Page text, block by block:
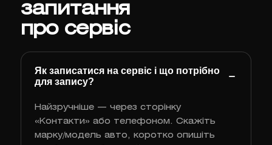
запитання
про сервіс
Як записатися на сервіс і що потрібно
для запису?
Найзручніше — через сторінку
«Контакти» або телефоном. Скажіть
марку/модель авто, коротко опишіть